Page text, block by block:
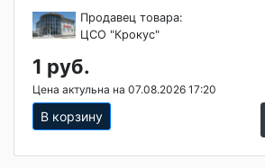
Продавец товара:
ЦСО "Крокус"
1 руб.
Цена актульна на 07.08.2026 17:20
В корзину